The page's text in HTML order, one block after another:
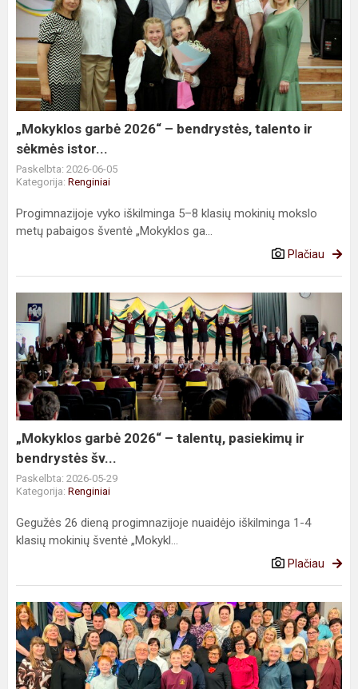
garbė
2026“
bendrystės,
talento
ir
sėkmės
istor...
„Mokyklos garbė 2026“ – bendrystės, talento ir
sėkmės istor...
Paskelbta: 2026-06-05
Kategorija: Renginiai
Progimnazijoje vyko iškilminga 5–8 klasių mokinių mokslo
metų pabaigos šventė „Mokyklos ga...
Plačiau
„Mokyklos
garbė
2026“
–
talentų,
pasiekimų
ir
bendrystės
šv...
„Mokyklos garbė 2026“ – talentų, pasiekimų ir
bendrystės šv...
Paskelbta: 2026-05-29
Kategorija: Renginiai
Gegužės 26 dieną progimnazijoje nuaidėjo iškilminga 1-4
klasių mokinių šventė „Mokykl...
Plačiau
Susitikimas
su
poetu
Algirdu